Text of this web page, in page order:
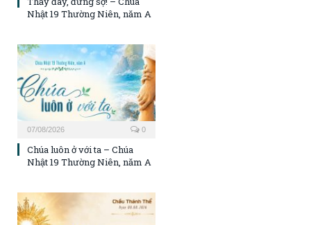
Nhật 19 Thường Niên, năm A
07/08/2026 0
Chúa luôn ở với ta – Chúa
Nhật 19 Thường Niên, năm A